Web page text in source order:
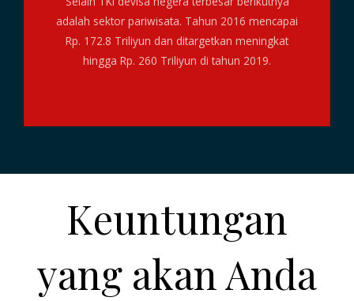
adalah sektor pariwisata. Tahun 2016 mencapai
Rp. 172.8 Triliyun dan ditargetkan meningkat
hingga Rp. 260 Triliyun di tahun 2019.
Keuntungan
yang akan Anda